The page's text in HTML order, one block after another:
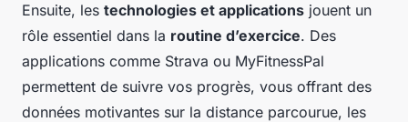
Ensuite, les technologies et applications jouent un
rôle essentiel dans la routine d’exercice. Des
applications comme Strava ou MyFitnessPal
permettent de suivre vos progrès, vous offrant des
données motivantes sur la distance parcourue, les